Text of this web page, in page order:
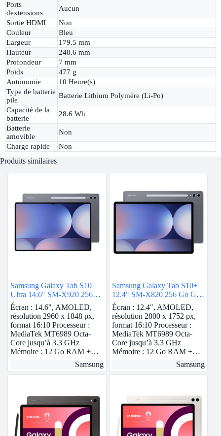
Ports
dextensions
Aucun
Sortie HDMI
Non
Couleur
Bleu
Largeur
179.5 mm
Hauteur
248.6 mm
Profondeur
7 mm
Poids
477 g
Autonomie
10 Heure(s)
Type de batterie
pile
Batterie Lithium Polymère (Li-Po)
Capacité de la
batterie
28.6 Wh
Batterie
amovible
Non
Charge rapide
Non
Produits similaires
Samsung Galaxy Tab S10
Ultra 14.6″ SM-X920 256
Go Gris 5G
Écran : 14.6″, AMOLED,
résolution 2960 x 1848 px,
format 16:10 Processeur :
MediaTek MT6989 Octa-
Core jusqu’à 3.3 GHz
Mémoire : 12 Go RAM +…
Samsung
Samsung Galaxy Tab S10+
12.4″ SM-X820 256 Go Gris
Wi-Fi
Écran : 12.4″, AMOLED,
résolution 2800 x 1752 px,
format 16:10 Processeur :
MediaTek MT6989 Octa-
Core jusqu’à 3.3 GHz
Mémoire : 12 Go RAM +…
Samsung